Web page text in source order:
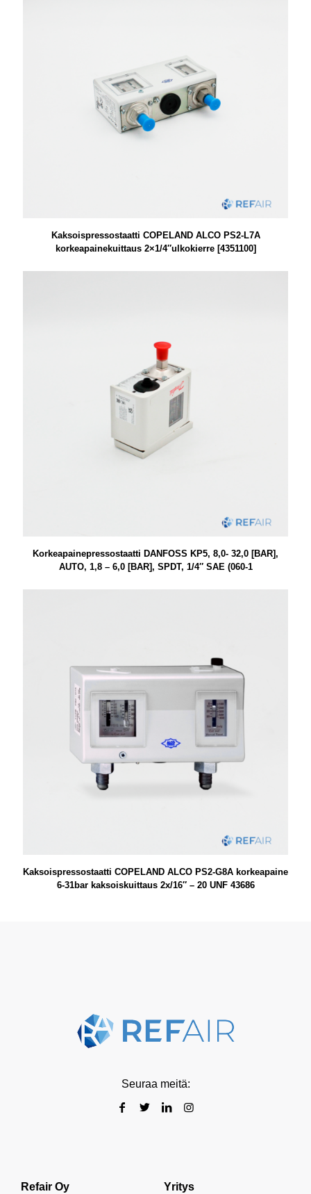
Kaksoispressostaatti COPELAND ALCO PS2-L7A
korkeapainekuittaus 2×1/4″ulkokierre [4351100]
Korkeapainepressostaatti DANFOSS KP5, 8,0- 32,0 [BAR],
AUTO, 1,8 – 6,0 [BAR], SPDT, 1/4″ SAE (060-1
Kaksoispressostaatti COPELAND ALCO PS2-G8A korkeapaine
6-31bar kaksoiskuittaus 2x/16″ – 20 UNF 43686
Seuraa meitä:
Refair Oy Yritys